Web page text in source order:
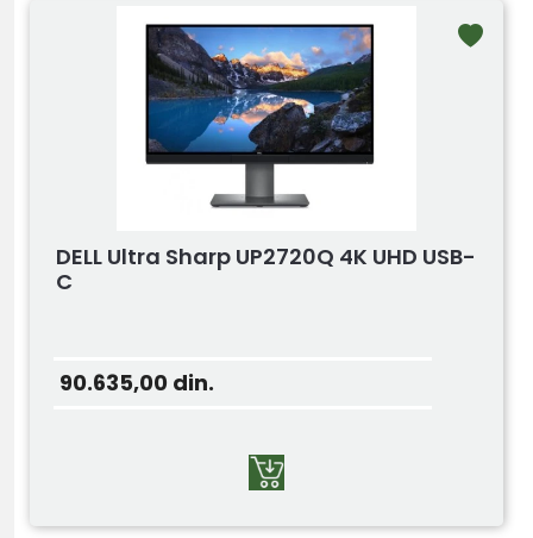
DELL Ultra Sharp UP2720Q 4K UHD USB-
C
90.635,00 din.